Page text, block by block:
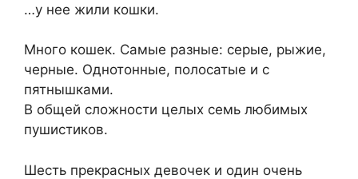
…у нее жили кошки.
Много кошек. Самые разные: серые, рыжие,
черные. Однотонные, полосатые и с
пятнышками.
В общей сложности целых семь любимых
пушистиков.
Шесть прекрасных девочек и один очень